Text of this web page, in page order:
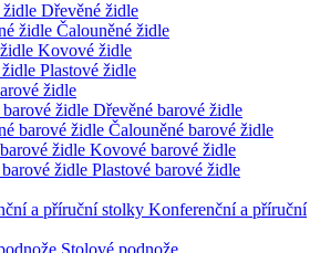
Dřevěné židle
Čalouněné židle
Kovové židle
Plastové židle
židle
Dřevěné barové židle
Čalouněné barové židle
Kovové barové židle
Plastové barové židle
Konferenční a příruční
Stolové podnože